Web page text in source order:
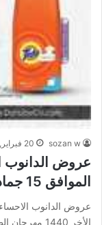
sozan w 20 فبراير,2019
الموافق 15 جمادى الأخر 1440 مهرجان الطبخ